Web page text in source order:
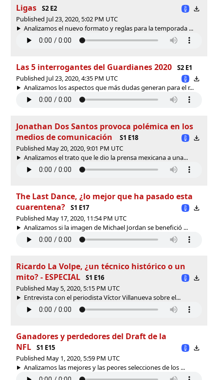
Ligas
S2 E2
Published Jul 23, 2020, 5:02 PM UTC
Analizamos el nuevo formato y reglas para la temporada ...
Las 5 interrogantes del Guardianes 2020
S2 E1
Published Jul 23, 2020, 4:35 PM UTC
Analizamos los aspectos que más dudas generan para el r...
Jonathan Dos Santos provoca polémica en los
medios de comunicación
S1 E18
Published May 20, 2020, 9:01 PM UTC
Analizamos el trato que le dio la prensa mexicana a una...
The Last Dance, ¿lo mejor que ha pasado esta
cuarentena?
S1 E17
Published May 17, 2020, 11:54 PM UTC
Analizamos si la imagen de Michael Jordan se benefició ...
Ricardo La Volpe, ¿un técnico histórico o un
mito? - ESPECIAL
S1 E16
Published May 5, 2020, 5:15 PM UTC
Entrevista con el periodista Víctor Villanueva sobre el...
Ganadores y perdedores del Draft de la
NFL
S1 E15
Published May 1, 2020, 5:59 PM UTC
Analizamos las mejores y las peores selecciones de los ...